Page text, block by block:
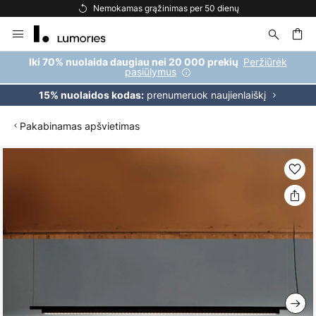
Nemokamas grąžinimas per 50 dienų
to
Content
Iki 70% nuolaida daugiau nei 20 000 prekių Peržiūrėk
pasiūlymus
15% nuolaidos kodas:prenumeruok naujienlaiškį
Pakabinamas apšvietimas
the